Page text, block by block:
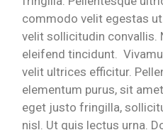
commodo velit egestas
velit sollicitudin convallis.
eleifend tincidunt.
velit ultrices efficitur.
elementum purus, sit
eget justo fringilla,
nisl. Ut quis lectus urna.